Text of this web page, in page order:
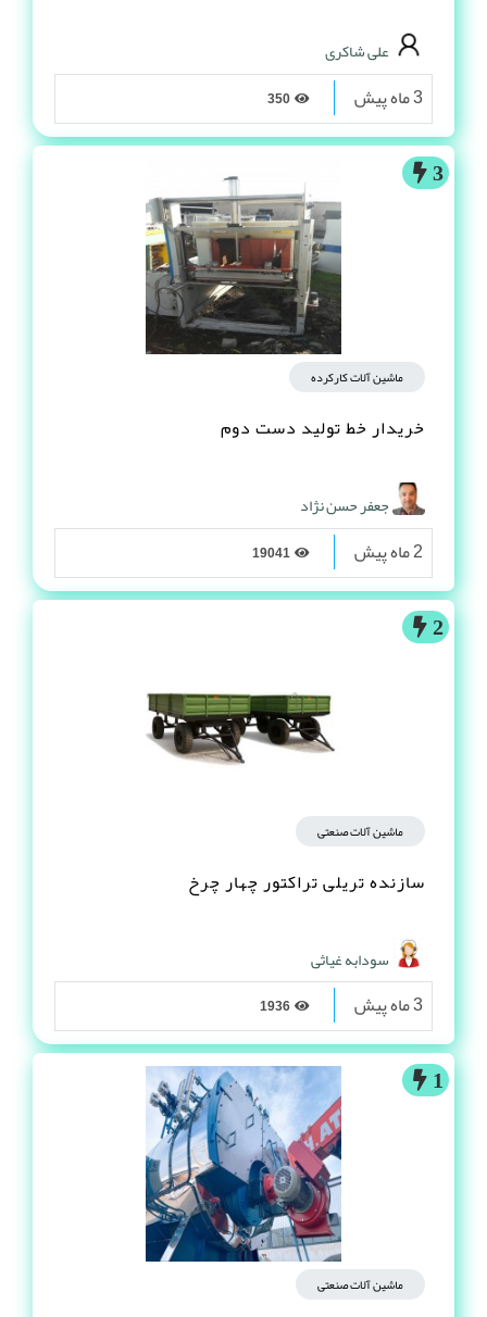
علی شاکری
3 ماه پیش
3
ماشین آلات کارکرده
خریدار خط تولید دست دوم
جعفر حسن نژاد
2 ماه پیش
2
ماشین آلات صنعتی
سازنده تریلی تراکتور چهار چرخ
سودابه غیاثی
3 ماه پیش
1
ماشین آلات صنعتی